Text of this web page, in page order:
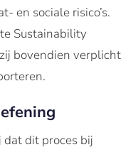
en sociale risico’s.
Sustainability
bovendien verplicht
dit proces bij